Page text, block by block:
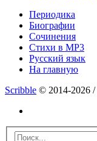
Периодика
Биографии
Сочинения
Стихи в MP3
Русский язык
На главную
Scribble © 2014-2026 /